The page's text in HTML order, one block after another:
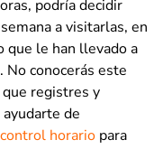
podría decidir
a visitarlas, en
que le han llevado a
No conocerás este
registres y
de
horario para